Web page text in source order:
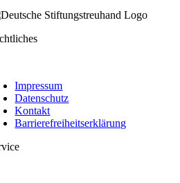
Impressum
Datenschutz
Kontakt
Barrierefreiheitserklärung